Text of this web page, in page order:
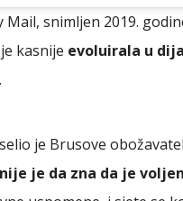
snimljen 2019.
kasnije evoluirala u
je Brusove
je da zna da je voljen